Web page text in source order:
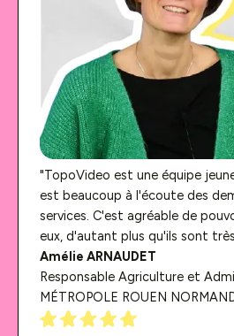
"TopoVideo est une équipe
est beaucoup à l'écoute des
services. C'est agréable de
eux, d'autant plus qu'ils sont
Amélie ARNAUDET
Responsable Agriculture et
MÉTROPOLE ROUEN